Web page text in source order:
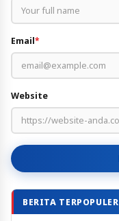
Email*
Website
BERITA TERPOPULER